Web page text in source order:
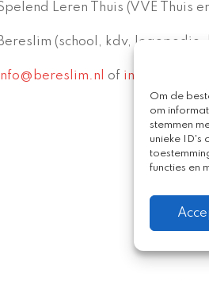
Om de
om
stemmen
unieke ID's
functies en
Leren Thuis (VVE Thuis
(school, kdv,
of